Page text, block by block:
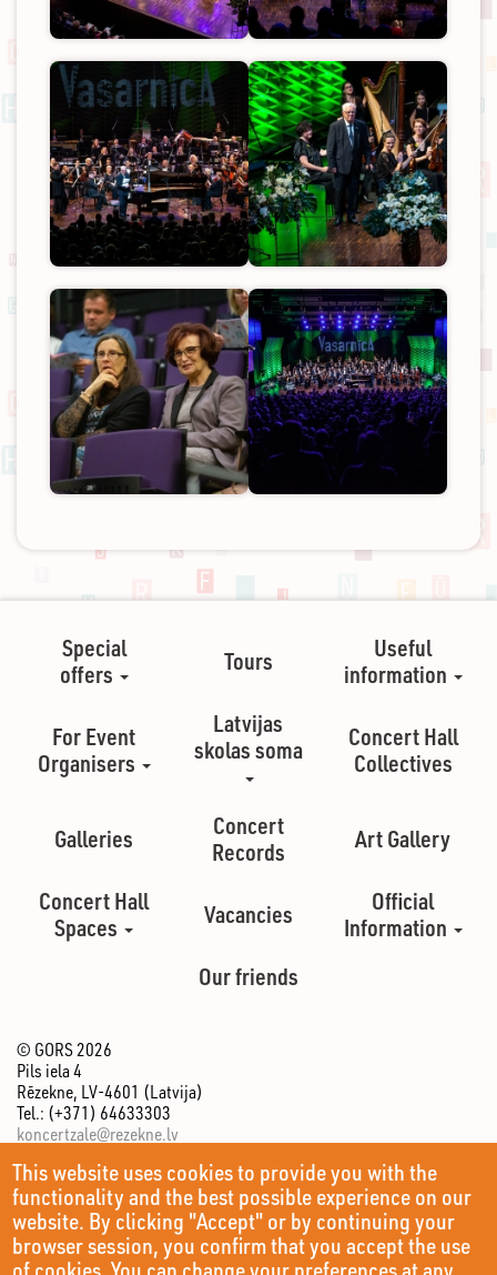
This website uses cookies to provide you with the
functionality and the best possible experience on our
website. By clicking "Accept" or by continuing your
browser session, you confirm that you accept the use
Special
offers
Tours
Useful
information
For Event
Organisers
Latvijas
skolas soma
Concert Hall
Collectives
Galleries
Concert
Records
Art Gallery
Concert Hall
Spaces
Vacancies
Official
Information
Our friends
© GORS 2026
Pils iela 4
Rēzekne, LV-4601 (Latvija)
Tel.: (+371) 64633303
koncertzale@rezekne.lv